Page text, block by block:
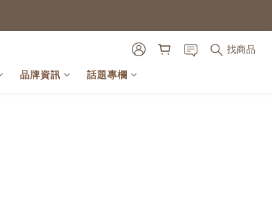
找商品
品牌資訊 話題專欄